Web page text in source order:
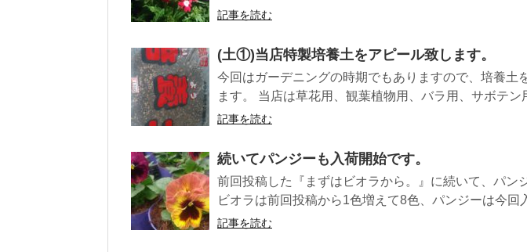
記事を読む
(土①)当店特製培養土をアピール致します。
今回はガーデニングの時期でもありますので、培養土
ます。 当店は草花用、観葉植物用、バラ用、サボテン
記事を読む
続いてパンジーも入荷開始です。
前回投稿した『まずはビオラから。』に続いて、パン
ビオラは前回投稿から1色増えて8色、パンジーは今回
記事を読む